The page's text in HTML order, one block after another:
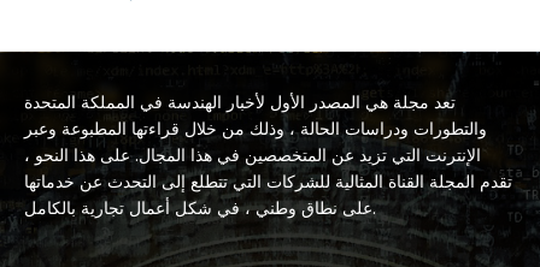
تعد مجلة هي المصدر الأول لأخبار الهندسة في المملكة المتحدة
والتطورات ودراسات الحالة ، وذلك من خلال قراءتها المطبوعة وعبر
الإنترنت التي تزيد عن المتخصصين في هذا المجال. على هذا النحو ،
تقدم المجلة القناة المثالية للشركات التي تتطلع إلى التحدث عن خدماتها
على نطاق وطني ، في شكل أعمال تجارية بالكامل.